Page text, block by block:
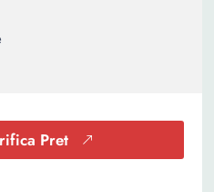
Pret